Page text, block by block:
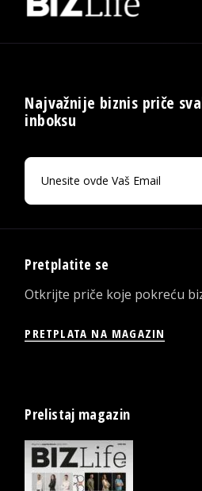
Najvažnije biznis priče
inboksu
Pretplatite se
Otkrijte priče koje pokreću
PRETPLATA NA MAGAZIN
Prelistaj magazin